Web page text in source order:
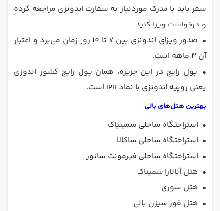
سفر باید با مدرک موردنیاز به سفارت اندونزی مراجعه کرده
و درخواست ویزا کنید.
•
صدور ویزای اندونزی بین ۷ تا ۱۰ روز زمان می‌برد و اعتبار
آن ۳ ماهه است.
• پول رایج در این جزیره، همان پول رایج کشور اندوزی
یعنی روپیه اندونزی با نماد IPR است.
بهترین هتل‌های بالی
• استراحتگاه ساحلی سمینیاک
• استراحتگاه ساحلی ساکالا
• استراحتگاه ساحلی فیرمونت سانور
• هتل آناتارا سمیناک
• هتل سوری
• هتل فور سیزن بالی